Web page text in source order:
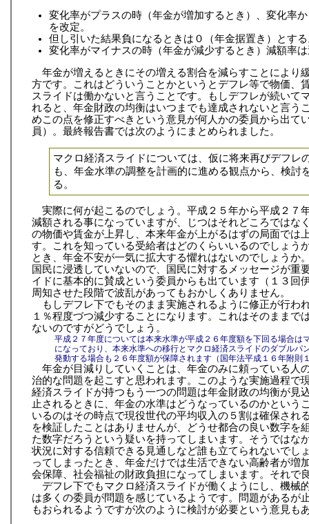
変化率がプラスの時（年金が増加するとき）、変化率
を改定。
但し引いた結果負になるときは０（年金据置き）とす
変化率がマイナスの時（年金が減少するとき）減額率
年金が増えるときにその増える割合を減らすことにより
方です。これはどういうことかというとデフレ等で物価、
スライドは働かないと言うことです。もしデフレが続いて
れると、年金財政の均衡はいつまでも達成されないと言う
めこの点を修正すべきという意見が何人かの委員から出て
員）。最終報告書では次のようにまとめられました。
マクロ経済スライドについては、仮に将来再びデフレ
も、年金水準の調整を計画的に進める観点から、検討
る。
実際に何が起こるのでしょう。平成２５年から平成２７
減額される事になっていますが、じつはそれどころではな
の物価や賃金が上昇し、本来年金が上がるはずの局面では
す。これを知っている受給者はどのくらいいるのでしょう
とき、年金不安が一気に拡大する懼れはないのでしょうか
国民に浸透していないので、国民に対するメッセージが重
イドに基本的に賛成という委員からも出ています（１３回
周知させた段階で波乱があってもおかしくありません。
もしデフレ下でもそのまま実施されるように修正が行わ
１％程度づつ減少することになります。これはそのままで
ないのですがどうでしょう。
平成２７年度については本来水準が平成２６年度額を下回る場合は
になっており、本来水準への移行とマクロ経済スライドのダブルパ
発動する場合も２６年度額が保障されます（国年法平成１６年附則
年金が目減りしていくことは、年金のみに頼っている人
治的な問題を起こすと思われます。このような実施過程で
経済スライドが持つもう一つの問題は年金財政の均衡が見
止されるときに、年金の水準はどうなっているのかという
いるのはその時点で現役世代の平均収入の５割は確保され
を検証したことはありませんが、どうせ都合の良い数字を
た数字だろうという疑いを持ってしまいます。そうではな
状況に対する信頼できる見通しなど誰も立てられないでし
ってしまったとき、年金だけでは生活できない高齢者が増
会保障、社会福祉の財政負担になってしまいます。それで
デフレ下でもマクロ経済スライドが働くようにし、機械
は多くの委員が問題を感じているようです。問題があるが
もおられるようですが次のように検討が必要という意見も